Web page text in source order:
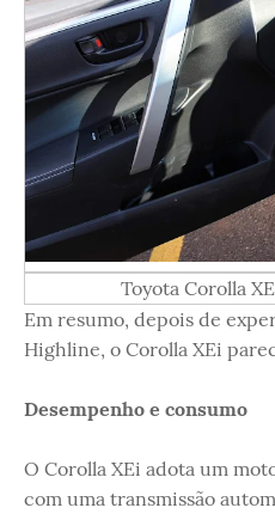
Toyota Corolla
Em resumo, depois de
Highline, o Corolla XEi
Desempenho e consumo
O Corolla XEi adota um
com uma transmissão